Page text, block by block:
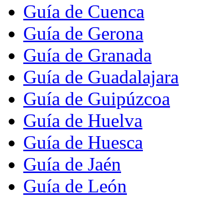
Guía de Cuenca
Guía de Gerona
Guía de Granada
Guía de Guadalajara
Guía de Guipúzcoa
Guía de Huelva
Guía de Huesca
Guía de Jaén
Guía de León